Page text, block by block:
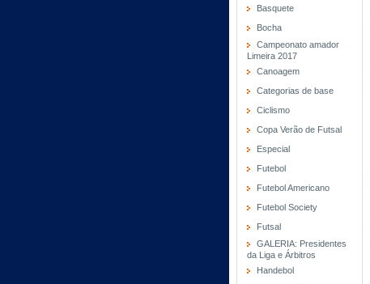
Basquete
Bocha
Campeonato amador
Limeira 2017
Canoagem
Categorias de base
Ciclismo
Copa Verão de Futsal
Especial
Futebol
Futebol Americano
Futebol Society
Futsal
GALERIA: Presidentes
da Liga e Árbitros
Handebol